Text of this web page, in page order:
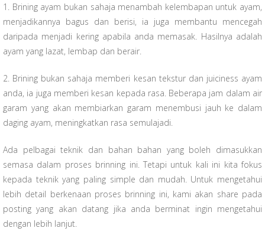
1. Brining ayam bukan sahaja menambah kelembapan untuk ayam,
menjadikannya bagus dan berisi, ia juga membantu mencegah
daripada menjadi kering apabila anda memasak. Hasilnya adalah
ayam yang lazat, lembap dan berair.
2. Brining bukan sahaja memberi kesan tekstur dan juiciness ayam
anda, ia juga memberi kesan kepada rasa. Beberapa jam dalam air
garam yang akan membiarkan garam menembusi jauh ke dalam
daging ayam, meningkatkan rasa semulajadi.
Ada pelbagai teknik dan bahan bahan yang boleh dimasukkan
semasa dalam proses brinning ini. Tetapi untuk kali ini kita fokus
kepada teknik yang paling simple dan mudah. Untuk mengetahui
lebih detail berkenaan proses brinning ini, kami akan share pada
posting yang akan datang jika anda berminat ingin mengetahui
dengan lebih lanjut.